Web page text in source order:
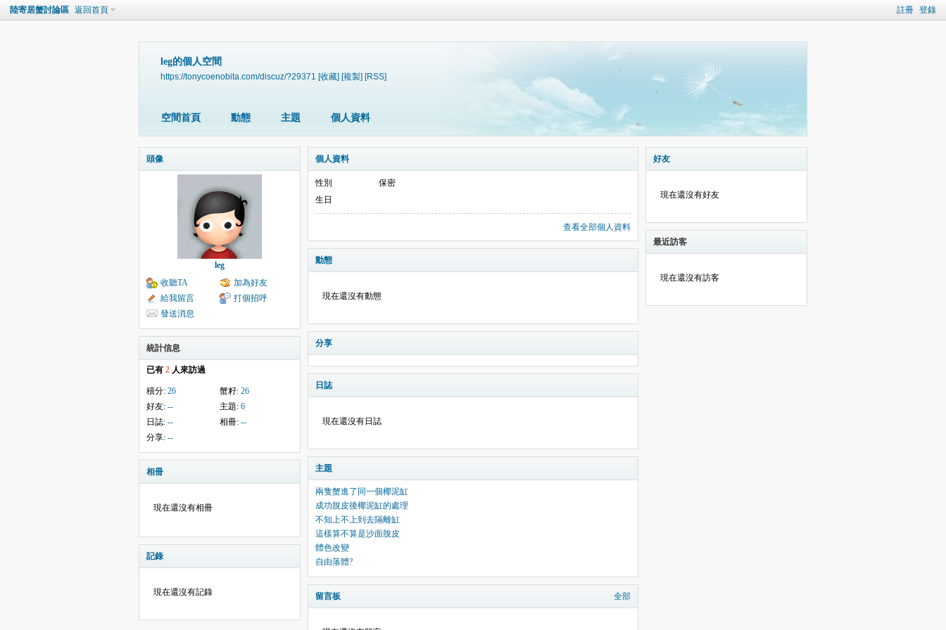
註冊 登錄
陸寄居蟹討論區 返回首頁
leg的個人空間
https://tonycoenobita.com/discuz/?29371 [收藏] [複製] [RSS]
空間首頁 動態 主題 個人資料
頭像
leg
收聽TA
加為好友
給我留言
打個招呼
發送消息
統計信息
已有 2 人來訪過
積分: 26 蟹籽: 26
好友: -- 主題: 6
日誌: -- 相冊: --
分享: --
相冊
現在還沒有相冊
記錄
現在還沒有記錄
個人資料
性別
保密
生日
查看全部個人資料
動態
現在還沒有動態
分享
日誌
現在還沒有日誌
主題
兩隻蟹進了同一個椰泥缸
成功脫皮後椰泥缸的處理
不知上不上到去隔離缸
這樣算不算是沙面脫皮
體色改變
自由落體?
留言板 全部
好友
現在還沒有好友
最近訪客
現在還沒有訪客